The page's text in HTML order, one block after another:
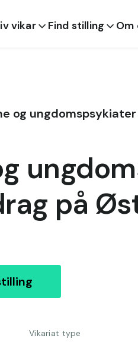
vikar Find stilling Om
og
på
Vikariat type